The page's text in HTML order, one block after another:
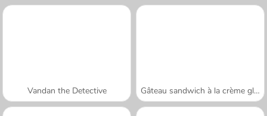
Vandan the Detective Gâteau sandwich à la crème glacée